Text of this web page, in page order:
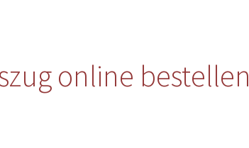
online bestellen